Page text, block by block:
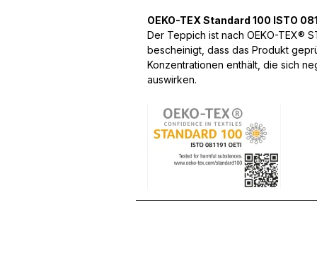
OEKO-TEX Standard 100 ISTO
Der Teppich ist nach OEKO-TEX®
bescheinigt, dass das Produkt
Konzentrationen enthält, die sich
auswirken.
können und um unseren
Website an unsere
mit weiteren Daten
Dienste gesammelt haben.
Notwendige Cookies sind
Beispiel das Bereitstellen
speichern keine
Präferenzen